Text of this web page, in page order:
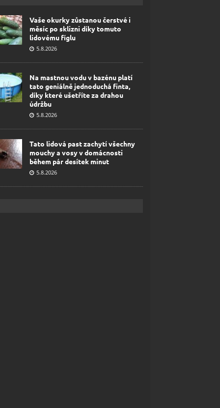
Vaše okurky zůstanou čerstvé i
měsíc po sklizni díky tomuto
lidovému fíglu
5.8.2026
Na mastnou vodu v bazénu platí
tato geniálně jednoduchá finta,
díky které ušetříte za drahou
údržbu
5.8.2026
Tato lidová past zachytí všechny
mouchy a vosy v domácnosti
během pár desítek minut
5.8.2026